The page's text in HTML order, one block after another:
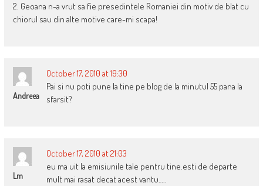
2. Geoana n-a vrut sa fie presedintele Romaniei din motiv de blat cu
chiorul sau din alte motive care-mi scapa!
Andreea
October 17, 2010 at 19:30
Pai si nu poti pune la tine pe blog de la minutul 55 pana la
sfarsit?
Lm
October 17, 2010 at 21:03
eu ma uit la emisiunile tale pentru tine.esti de departe
mult mai rasat decat acest vantu…..